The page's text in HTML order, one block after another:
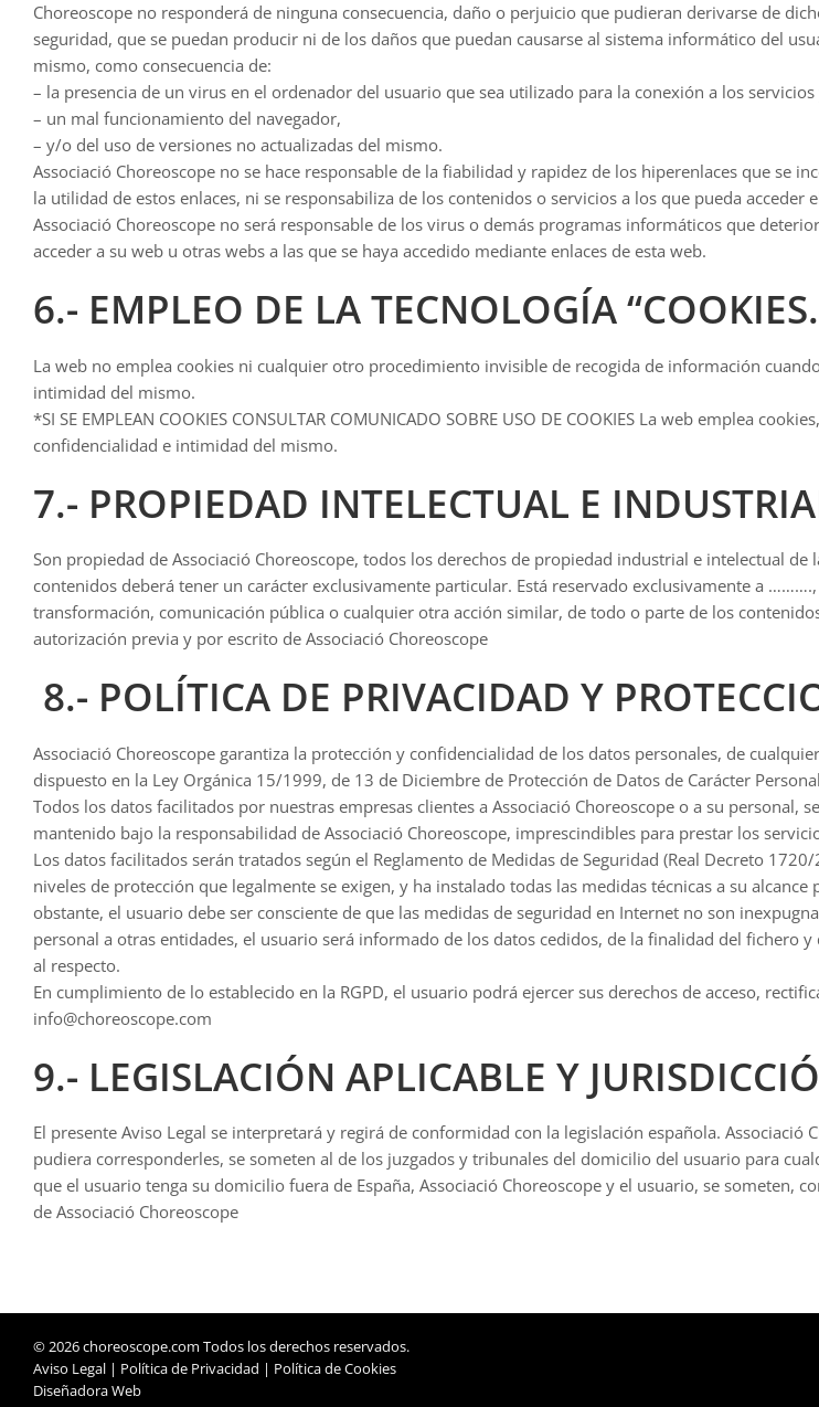
Choreoscope no responderá de ninguna consecuencia, daño o perjuicio que pudieran derivarse de
seguridad, que se puedan producir ni de los daños que puedan causarse al sistema informático del
mismo, como consecuencia de:
– la presencia de un virus en el ordenador del usuario que sea utilizado para la conexión a los
– un mal funcionamiento del navegador,
– y/o del uso de versiones no actualizadas del mismo.
Associació Choreoscope no se hace responsable de la fiabilidad y rapidez de los hiperenlaces que se
la utilidad de estos enlaces, ni se responsabiliza de los contenidos o servicios a los que pueda
Associació Choreoscope no será responsable de los virus o demás programas informáticos que
acceder a su web u otras webs a las que se haya accedido mediante enlaces de esta web.
6.- EMPLEO DE LA TECNOLOGÍA “COOKIES.
La web no emplea cookies ni cualquier otro procedimiento invisible de recogida de información
intimidad del mismo.
*SI SE EMPLEAN COOKIES CONSULTAR COMUNICADO SOBRE USO DE COOKIES La web emplea
confidencialidad e intimidad del mismo.
7.- PROPIEDAD INTELECTUAL E
Son propiedad de Associació Choreoscope, todos los derechos de propiedad industrial e intelectual
contenidos deberá tener un carácter exclusivamente particular. Está reservado exclusivamente a
transformación, comunicación pública o cualquier otra acción similar, de todo o parte de los
autorización previa y por escrito de Associació Choreoscope
8.- POLÍTICA DE PRIVACIDAD Y
Associació Choreoscope garantiza la protección y confidencialidad de los datos personales, de
dispuesto en la Ley Orgánica 15/1999, de 13 de Diciembre de Protección de Datos de Carácter
Todos los datos facilitados por nuestras empresas clientes a Associació Choreoscope o a su
mantenido bajo la responsabilidad de Associació Choreoscope, imprescindibles para prestar los
Los datos facilitados serán tratados según el Reglamento de Medidas de Seguridad (Real Decreto
niveles de protección que legalmente se exigen, y ha instalado todas las medidas técnicas a su
obstante, el usuario debe ser consciente de que las medidas de seguridad en Internet no son
personal a otras entidades, el usuario será informado de los datos cedidos, de la finalidad del
al respecto.
En cumplimiento de lo establecido en la RGPD, el usuario podrá ejercer sus derechos de acceso,
info@choreoscope.com
9.- LEGISLACIÓN APLICABLE Y
El presente Aviso Legal se interpretará y regirá de conformidad con la legislación española.
pudiera corresponderles, se someten al de los juzgados y tribunales del domicilio del usuario para
que el usuario tenga su domicilio fuera de España, Associació Choreoscope y el usuario, se
de Associació Choreoscope
© 2026 choreoscope.com Todos los derechos reservados.
Aviso Legal | Política de Privacidad | Política de Cookies
Diseñadora Web